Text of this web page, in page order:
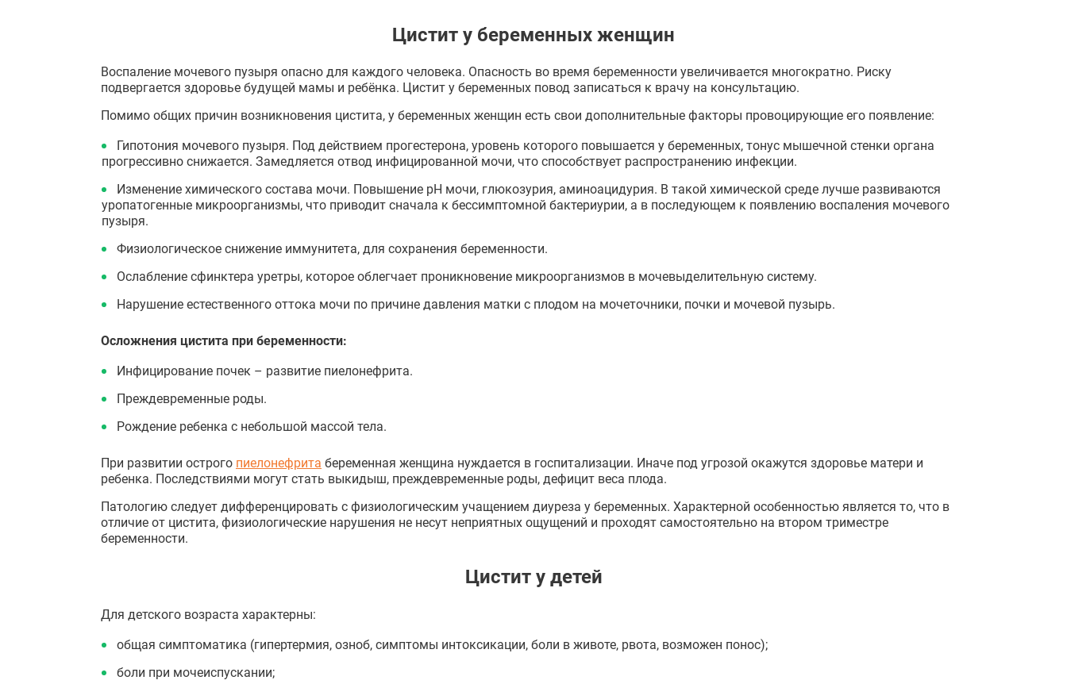
Цистит у беременных женщин
Воспаление мочевого пузыря опасно для каждого человека. Опасность во время беременности увеличивается многократно. Риску
подвергается здоровье будущей мамы и ребёнка. Цистит у беременных повод записаться к врачу на консультацию.
Помимо общих причин возникновения цистита, у беременных женщин есть свои дополнительные факторы провоцирующие его появление:
Гипотония мочевого пузыря. Под действием прогестерона, уровень которого повышается у беременных, тонус мышечной стенки органа
прогрессивно снижается. Замедляется отвод инфицированной мочи, что способствует распространению инфекции.
Изменение химического состава мочи. Повышение pH мочи, глюкозурия, аминоацидурия. В такой химической среде лучше развиваются
уропатогенные микроорганизмы, что приводит сначала к бессимптомной бактериурии, а в последующем к появлению воспаления мочевого
пузыря.
Физиологическое снижение иммунитета, для сохранения беременности.
Ослабление сфинктера уретры, которое облегчает проникновение микроорганизмов в мочевыделительную систему.
Нарушение естественного оттока мочи по причине давления матки с плодом на мочеточники, почки и мочевой пузырь.
Осложнения цистита при беременности:
Инфицирование почек – развитие пиелонефрита.
Преждевременные роды.
Рождение ребенка с небольшой массой тела.
При развитии острого пиелонефрита беременная женщина нуждается в госпитализации. Иначе под угрозой окажутся здоровье матери и
ребенка. Последствиями могут стать выкидыш, преждевременные роды, дефицит веса плода.
Патологию следует дифференцировать с физиологическим учащением диуреза у беременных. Характерной особенностью является то, что в
отличие от цистита, физиологические нарушения не несут неприятных ощущений и проходят самостоятельно на втором триместре
беременности.
Цистит у детей
Для детского возраста характерны:
общая симптоматика (гипертермия, озноб, симптомы интоксикации, боли в животе, рвота, возможен понос);
боли при мочеиспускании;